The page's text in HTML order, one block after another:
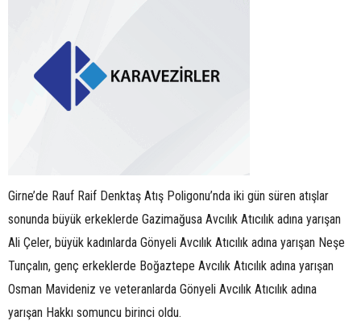
Girne’de Rauf Raif Denktaş Atış Poligonu’nda iki gün süren atışlar
sonunda büyük erkeklerde Gazimağusa Avcılık Atıcılık adına yarışan
Ali Çeler, büyük kadınlarda Gönyeli Avcılık Atıcılık adına yarışan Neşe
Tunçalın, genç erkeklerde Boğaztepe Avcılık Atıcılık adına yarışan
Osman Mavideniz ve veteranlarda Gönyeli Avcılık Atıcılık adına
yarışan Hakkı somuncu birinci oldu.